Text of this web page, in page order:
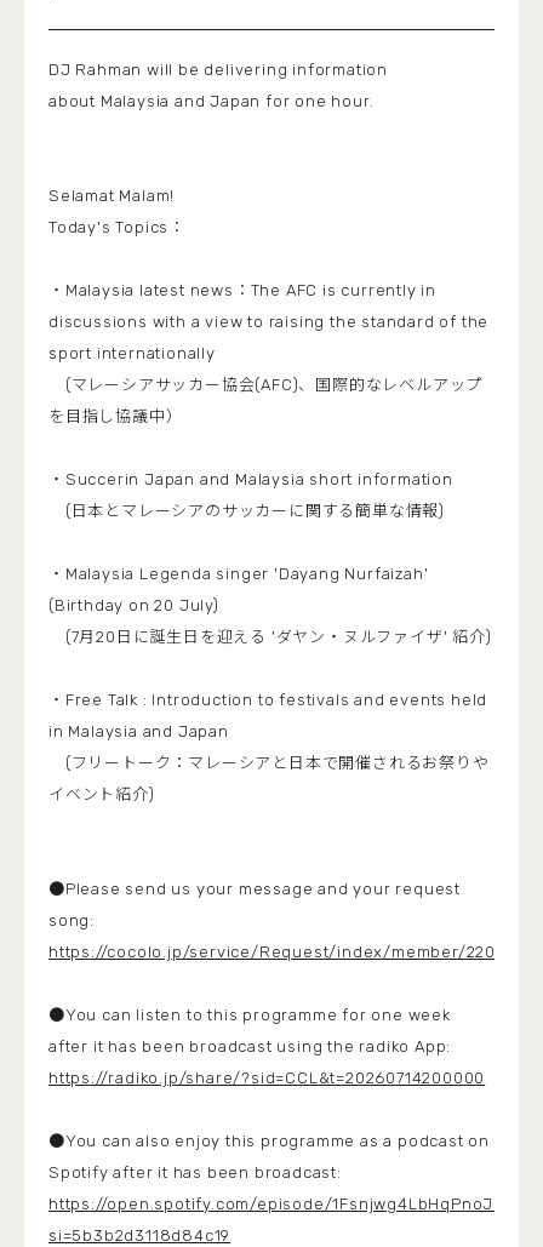
DJ Rahman will be delivering information
about Malaysia and Japan for one hour.
Selamat Malam!
Today's Topics：
・Malaysia latest news：The AFC is currently in
discussions with a view to raising the standard of the
sport internationally
(マレーシアサッカー協会(AFC)、国際的なレベルアップ
を目指し協議中）
・Succerin Japan and Malaysia short information
(日本とマレーシアのサッカーに関する簡単な情報)
・Malaysia Legenda singer 'Dayang Nurfaizah'
(Birthday on 20 July)
(7月20日に誕生日を迎える 'ダヤン・ヌルファイザ' 紹介)
・Free Talk : Introduction to festivals and events held
in Malaysia and Japan
(フリートーク：マレーシアと日本で開催されるお祭りや
イベント紹介)
●Please send us your message and your request
song:
https://cocolo.jp/service/Request/index/member/2200
●You can listen to this programme for one week
after it has been broadcast using the radiko App:
https://radiko.jp/share/?sid=CCL&t=20260714200000
●You can also enjoy this programme as a podcast on
Spotify after it has been broadcast:
https://open.spotify.com/episode/
si=5b3b2d3118d84c19